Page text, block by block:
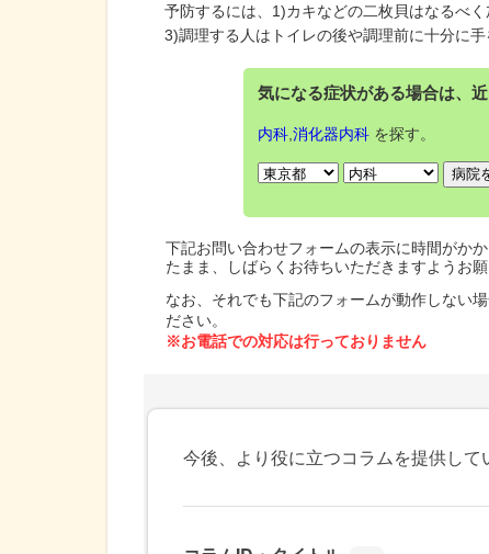
予防するには、1)カキなどの二枚貝はなるべ
3)調理する人はトイレの後や調理前に十分に
気になる症状がある場合は、
内科, 消化器内科を探す。
下記お問い合わせフォームの表示に時間がか
たまま、しばらくお待ちいただきますようお願
なお、それでも下記のフォームが動作しない
ださい。
※お電話での対応は行っておりません